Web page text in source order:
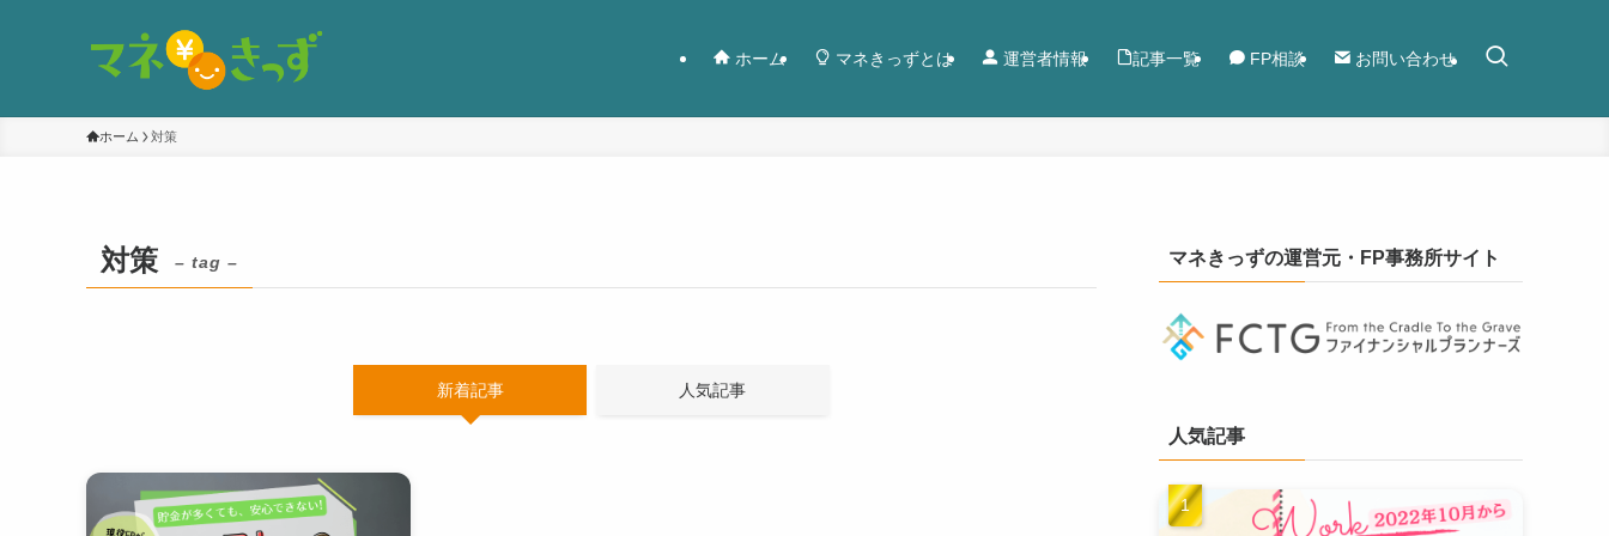
ホーム マネきっずとは 運営者情報 記事一覧 FP相談 お問い合わせ
ホーム 対策
対策 – tag –
新着記事 人気記事
マネきっずの運営元・FP事務所サイト
人気記事